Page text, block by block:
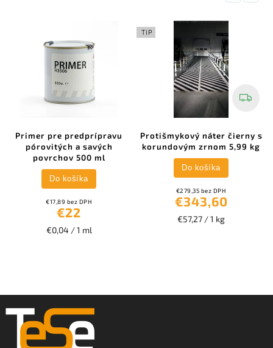
Primer pre predprípravu
pórovitých a savých
povrchov 500 ml
€17,89 bez DPH
€22
€0,04 / 1 ml
Do košíka
TIP
Protišmykový náter čierny s
korundovým zrnom 5,99 kg
€279,35 bez DPH
€343,60
€57,27 / 1 kg
Do košíka